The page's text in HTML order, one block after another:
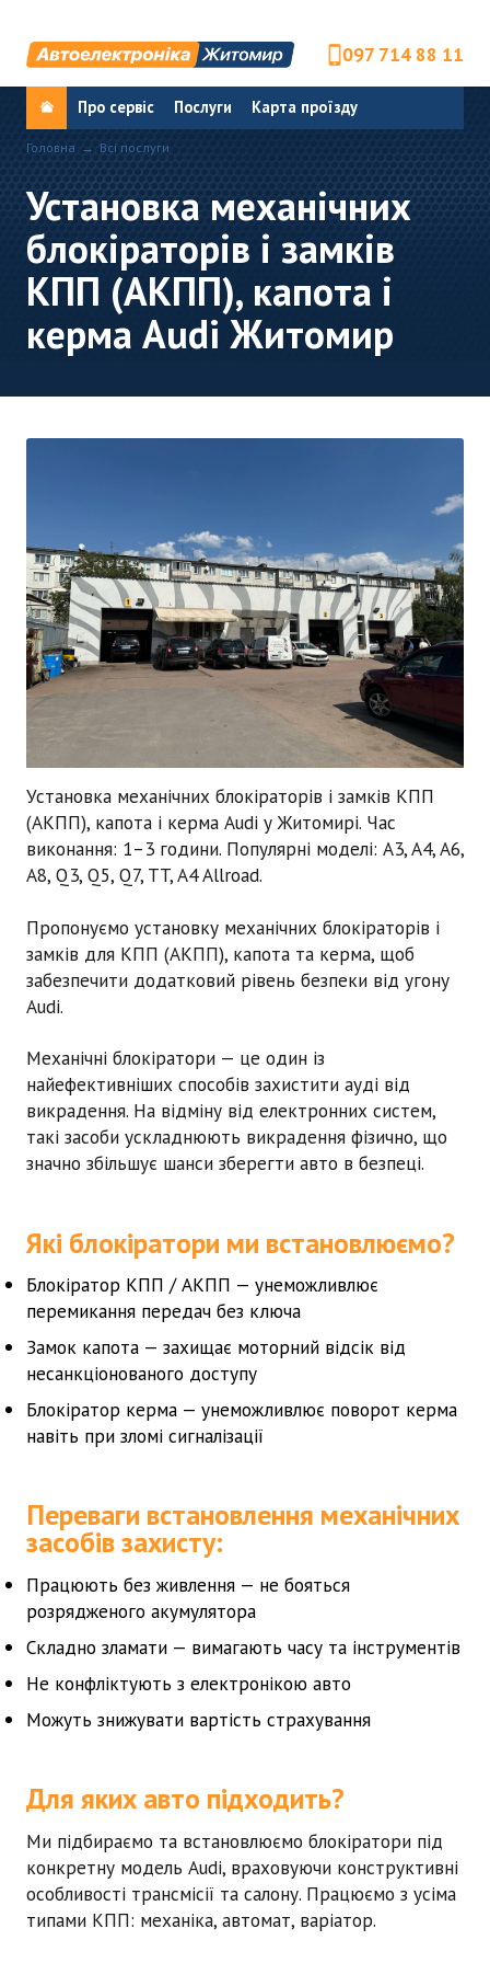
097 714 88 11
Про сервіс Послуги Карта проїзду
Головна Всі послуги
Установка механічних
блокіраторів і замків
КПП (АКПП), капота і
керма Audi Житомир
Установка механічних блокіраторів і замків КПП
(АКПП), капота і керма Audiу Житомирі. Час
виконання: 1–3 години. Популярні моделі: A3, A4, A6,
A8, Q3, Q5, Q7, TT, A4 Allroad.
Пропонуємо установку механічних блокіраторів і
замків для КПП (АКПП), капота та керма, щоб
забезпечити додатковий рівень безпеки від угону
Audi.
Механічні блокіратори — це один із
найефективніших способів захистити аудівід
викрадення. На відміну від електронних систем,
такі засоби ускладнюють викрадення фізично, що
значно збільшує шанси зберегти авто в безпеці.
Які блокіратори ми встановлюємо?
Блокіратор КПП / АКПП — унеможливлює
перемикання передач без ключа
Замок капота— захищає моторний відсік від
несанкціонованого доступу
Блокіратор керма— унеможливлює поворот керма
навіть при зломі сигналізації
Переваги встановлення механічних
засобів захисту:
Працюють без живлення — не бояться
розрядженого акумулятора
Складно зламати — вимагають часу та інструментів
Не конфліктують з електронікою авто
Можуть знижувати вартість страхування
Для яких авто підходить?
Ми підбираємо та встановлюємо блокіратори під
конкретну модель Audi, враховуючи конструктивні
особливості трансмісії та салону. Працюємо з усіма
типами КПП: механіка, автомат, варіатор.